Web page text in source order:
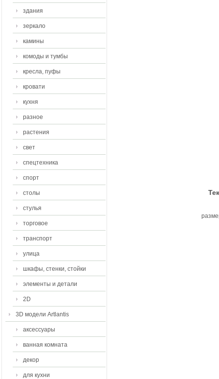
здания
зеркало
камины
комоды и тумбы
кресла, пуфы
кровати
кухня
разное
растения
свет
спецтехника
спорт
столы
стулья
торговое
транспорт
улица
шкафы, стенки, стойки
элементы и детали
2D
3D модели Artlantis
аксессуары
ванная комната
декор
для кухни